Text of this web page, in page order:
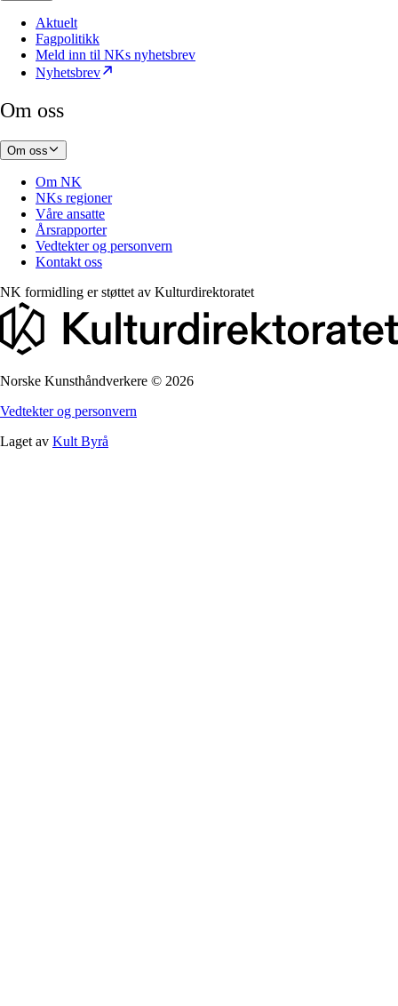
Aktuelt
Fagpolitikk
Meld inn til NKs nyhetsbrev
Nyhetsbrev
Om oss
Om oss
Om NK
NKs regioner
Våre ansatte
Årsrapporter
Vedtekter og personvern
Kontakt oss
NK formidling er støttet av Kulturdirektoratet
Norske Kunsthåndverkere © 2026
Vedtekter og personvern
Laget av Kult Byrå